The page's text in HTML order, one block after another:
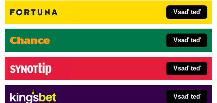
Vsaď teď
Vsaď teď
Vsaď teď
Vsaď teď